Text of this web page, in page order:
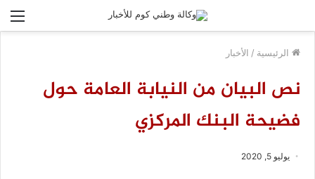
الرئيسية / الأخبار
نص البيان من النيابة العامة حول
فضيحة البنك المركزي
يوليو 5, 2020